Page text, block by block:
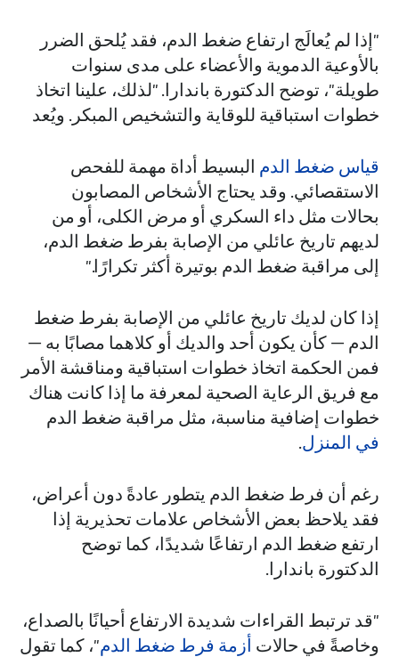
"إذا لم يُعالَج ارتفاع ضغط الدم، فقد يُلحق الضرر
بالأوعية الدموية والأعضاء على مدى سنوات
طويلة"، توضح الدكتورة باندارا. "لذلك، علينا اتخاذ
خطوات استباقية للوقاية والتشخيص المبكر. ويُعد
قياس ضغط الدم البسيط أداة مهمة للفحص
الاستقصائي. وقد يحتاج الأشخاص المصابون
بحالات مثل داء السكري أو مرض الكلى، أو من
لديهم تاريخ عائلي من الإصابة بفرط ضغط الدم،
إلى مراقبة ضغط الدم بوتيرة أكثر تكرارًا."
إذا كان لديك تاريخ عائلي من الإصابة بفرط ضغط
الدم — كأن يكون أحد والديك أو كلاهما مصابًا به —
فمن الحكمة اتخاذ خطوات استباقية ومناقشة الأمر
مع فريق الرعاية الصحية لمعرفة ما إذا كانت هناك
خطوات إضافية مناسبة، مثل مراقبة ضغط الدم
في المنزل.
رغم أن فرط ضغط الدم يتطور عادةً دون أعراض،
فقد يلاحظ بعض الأشخاص علامات تحذيرية إذا
ارتفع ضغط الدم ارتفاعًا شديدًا، كما توضح
الدكتورة باندارا.
"قد ترتبط القراءات شديدة الارتفاع أحيانًا بالصداع،
وخاصةً في حالات أزمة فرط ضغط الدم"، كما تقول